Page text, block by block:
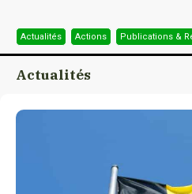
Actualités Actions Publications &
Actualités